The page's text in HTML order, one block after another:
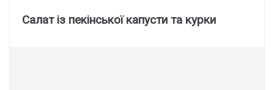
Салат із пекінської капусти та курки